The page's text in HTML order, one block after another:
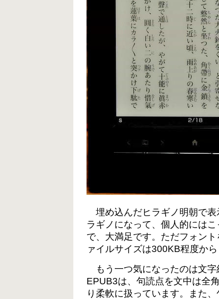
埋め込んだヒラギノ明朝で
ラギノになって、個人的には
で、大満足です。ただフォン
ァイルサイズは300KB程度か
もう一つ気になったのは文
EPUB3は、句読点を文中は全
り柔軟に扱っています。また